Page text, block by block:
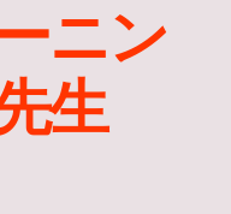
ニン
生